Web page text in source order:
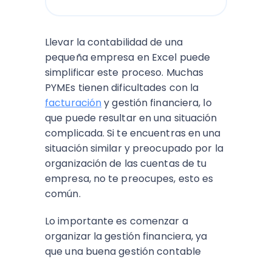
Llevar la contabilidad de una
pequeña empresa en Excel puede
simplificar este proceso. Muchas
PYMEs tienen dificultades con la
facturacióny gestión financiera, lo
que puede resultar en una situación
complicada. Si te encuentras en una
situación similar y preocupado por la
organización de las cuentas de tu
empresa, no te preocupes, esto es
común.
Lo importante es comenzar a
organizar la gestión financiera, ya
que una buena gestión contable